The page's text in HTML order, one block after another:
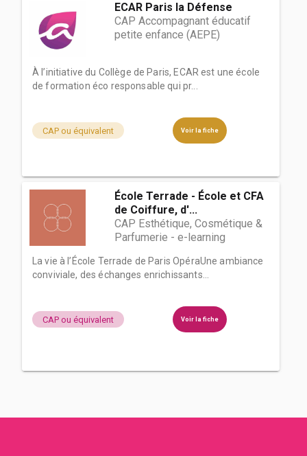
ECAR Paris la Défense
CAP Accompagnant éducatif
petite enfance (AEPE)
À l’initiative du Collège de Paris, ECAR est une école
de formation éco responsable qui pr...
CAP ou équivalent Voir la fiche
École Terrade - École et CFA
de Coiffure, d'...
CAP Esthétique, Cosmétique &
Parfumerie - e-learning
La vie à l’École Terrade de Paris OpéraUne ambiance
conviviale, des échanges enrichissants...
CAP ou équivalent Voir la fiche